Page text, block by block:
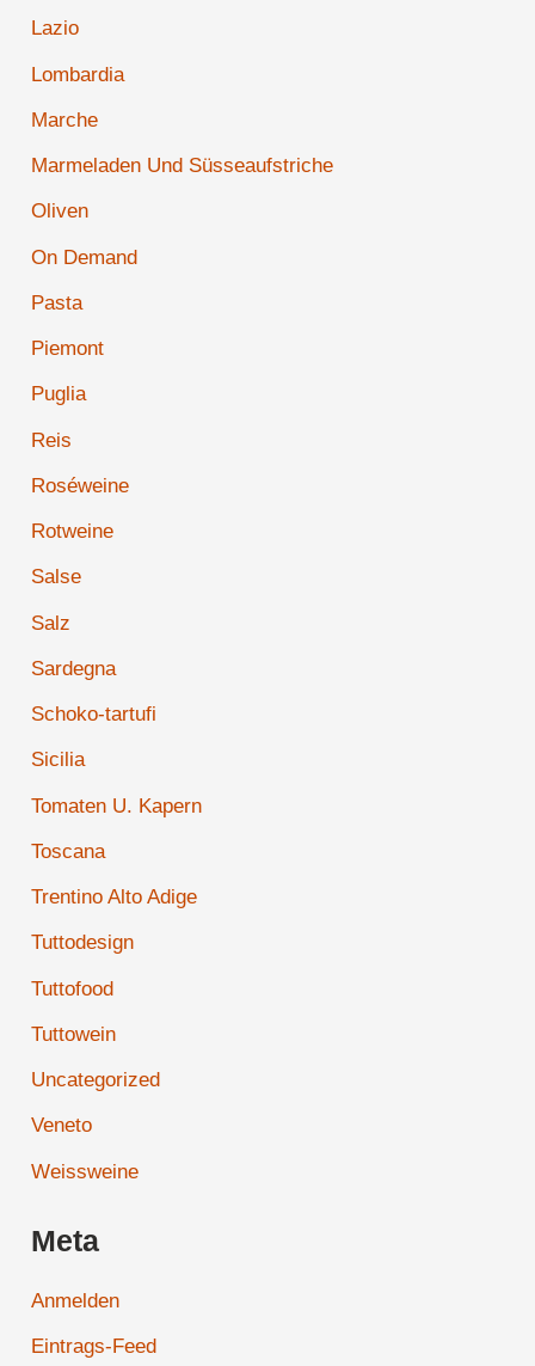
Lazio
Lombardia
Marche
Marmeladen Und Süsseaufstriche
Oliven
On Demand
Pasta
Piemont
Puglia
Reis
Roséweine
Rotweine
Salse
Salz
Sardegna
Schoko-tartufi
Sicilia
Tomaten U. Kapern
Toscana
Trentino Alto Adige
Tuttodesign
Tuttofood
Tuttowein
Uncategorized
Veneto
Weissweine
Meta
Anmelden
Eintrags-Feed